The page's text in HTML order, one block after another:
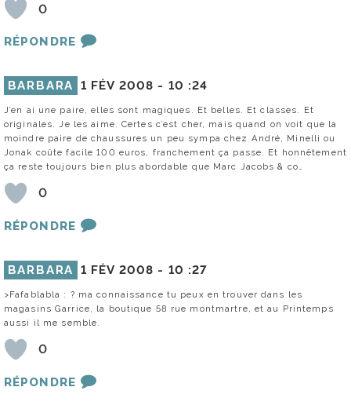
0
RÉPONDRE
BARBARA 1 FÉV 2008 - 10 :24
J’en ai une paire, elles sont magiques. Et belles. Et classes. Et
originales. Je les aime. Certes c’est cher, mais quand on voit que la
moindre paire de chaussures un peu sympa chez André, Minelli ou
Jonak coûte facile 100 euros, franchement ça passe. Et honnêtement
ça reste toujours bien plus abordable que Marc Jacobs & co…
0
RÉPONDRE
BARBARA 1 FÉV 2008 - 10 :27
>Fafablabla : ? ma connaissance tu peux en trouver dans les
magasins Garrice, la boutique 58 rue montmartre, et au Printemps
aussi il me semble.
0
RÉPONDRE